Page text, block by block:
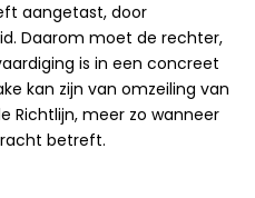
aangetast, door
Daarom moet de rechter,
is in een concreet
kan zijn van omzeiling van
Richtlijn, meer zo wanneer
betreft.